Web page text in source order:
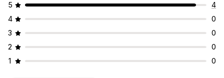
5
4
4
0
3
0
2
0
1
0